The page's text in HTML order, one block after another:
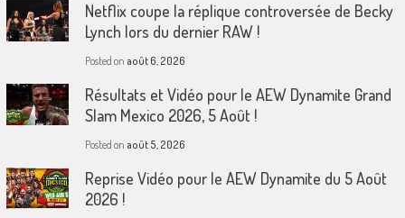
Netflix coupe la réplique controversée de Becky
Lynch lors du dernier RAW !
Posted on août 6, 2026
Résultats et Vidéo pour le AEW Dynamite Grand
Slam Mexico 2026, 5 Août !
Posted on août 5, 2026
Reprise Vidéo pour le AEW Dynamite du 5 Août
2026 !